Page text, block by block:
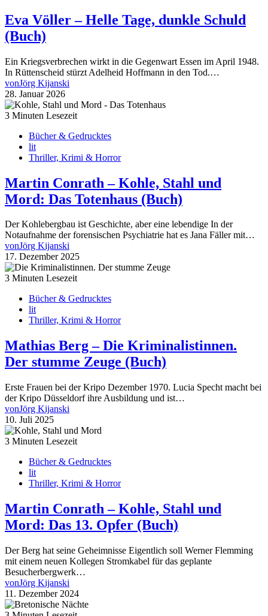
Eva Völler – Helle Tage, dunkle Schuld
(Buch)
Ein Kriegsverbrechen wirkt in die Gegenwart Essen im April 1948.
In Rüttenscheid stürzt Adelheid Hoffmann in den Tod.…
vonJörg Kijanski
28. Januar 2026
3 Minuten Lesezeit
Bücher & Gedrucktes
lit
Thriller, Krimi & Horror
Martin Conrath – Kohle, Stahl und
Mord: Das Totenhaus (Buch)
Der Kohlebergbau ist Geschichte, aber eine lebendige In der
Notaufnahme der forensischen Psychiatrie hat es Jana Fäller mit…
vonJörg Kijanski
17. Dezember 2025
3 Minuten Lesezeit
Bücher & Gedrucktes
lit
Thriller, Krimi & Horror
Mathias Berg – Die Kriminalistinnen.
Der stumme Zeuge (Buch)
Erste Frauen bei der Kripo Dezember 1970. Lucia Specht macht bei
der Kripo Düsseldorf ihre Ausbildung und ist…
vonJörg Kijanski
10. Juli 2025
3 Minuten Lesezeit
Bücher & Gedrucktes
lit
Thriller, Krimi & Horror
Martin Conrath – Kohle, Stahl und
Mord: Das 13. Opfer (Buch)
Der Berg hat seine Geheimnisse Eigentlich soll Werner Flemming
mit einem neuen Kollegen Stromkabel für das geplante
Besucherbergwerk…
vonJörg Kijanski
11. Dezember 2024